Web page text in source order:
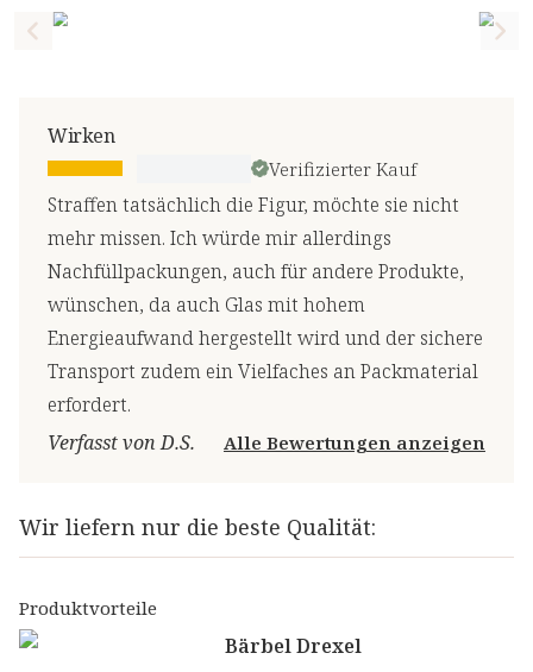
Previous slide
Wirken
Verifizierter Kauf
Straffen tatsächlich die Figur, möchte sie nicht
mehr missen. Ich würde mir allerdings
Nachfüllpackungen, auch für andere Produkte,
wünschen, da auch Glas mit hohem
Energieaufwand hergestellt wird und der sichere
Transport zudem ein Vielfaches an Packmaterial
erfordert.
Verfasst von D.S.
Alle Bewertungen anzeigen
Wir liefern nur die beste Qualität:
Produktvorteile
Bärbel Drexel